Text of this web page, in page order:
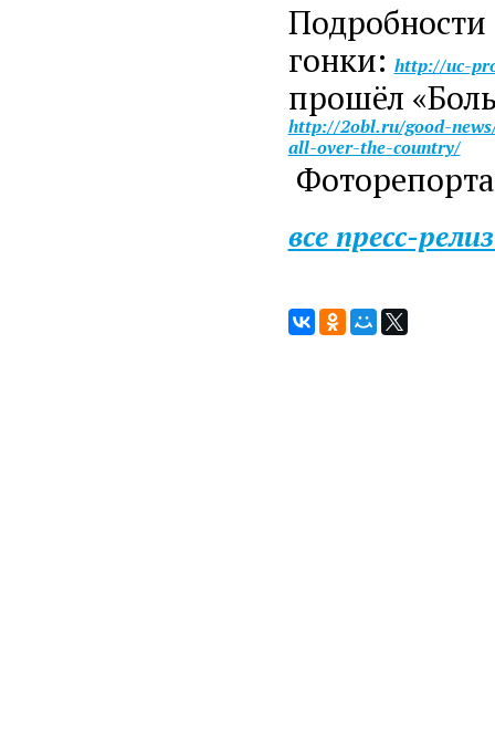
Подробности
гонки: http://uc-
прошёл
http://2obl.ru/good-
all-over-the-country/
все пресс-